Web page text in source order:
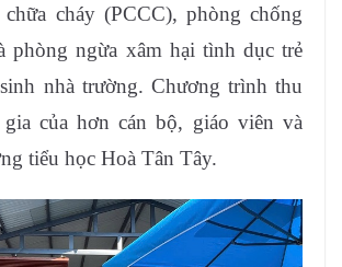
cháy (PCCC), phòng chống
phòng ngừa xâm hại tình dục trẻ
nhà trường. Chương trình thu
của hơn cán bộ, giáo viên và
tiểu học Hoà Tân Tây.